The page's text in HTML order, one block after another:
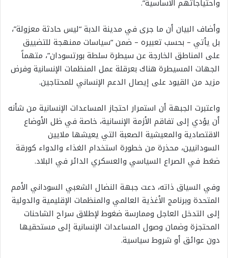
وأضاف البيان أن ما جرى في مدينة الدبة “ليس حادثة معزولة”،
بل يأتي – بحسب تعبيره – ضمن “سياسات ممنهجة للتضييق
على المناطق الخارجة عن سيطرة سلطة بورتسودان”، متهماً
الجهات المسيطرة هناك بعرقلة عمل المنظمات الإنسانية وفرض
مزيد من القيود على إيصال الدعم الإنساني للمحتاجين.
واعتبرت الجبهة أن استمرار احتجاز المساعدات الإنسانية من شأنه
أن يؤدي إلى تفاقم الأزمة الإنسانية، خاصة في ظل الأوضاع
الاقتصادية والمعيشية الصعبة التي يعيشها ملايين
السودانيين، محذرة من خطورة استخدام الغذاء والدواء كورقة
ضغط في الصراع السياسي والعسكري الدائر في البلاد.
وفي السياق ذاته، دعت جبهة النضال الشعبي السوداني الأمم
المتحدة وبرنامج الأغذية العالمي والمنظمات الإقليمية والدولية
إلى التدخل العاجل وممارسة ضغوط لإطلاق سراح الشاحنات
المحتجزة وضمان وصول المساعدات الإنسانية إلى مستحقيها
دون عوائق أو شروط سياسية.